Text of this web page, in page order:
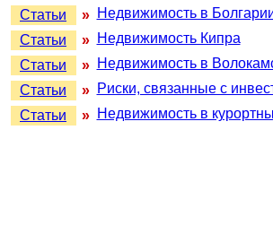
Статьи
»
Недвижимость в
Статьи
»
Недвижимость Кипра
Статьи
»
Недвижимость в
Статьи
»
Риски, связанные с
Статьи
» Недвижимость в